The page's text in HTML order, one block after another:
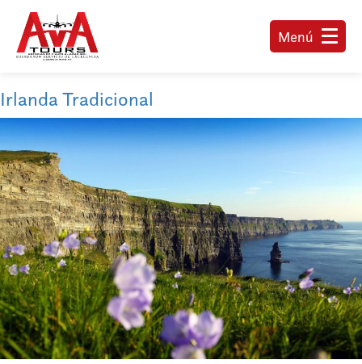
Menú
Irlanda Tradicional